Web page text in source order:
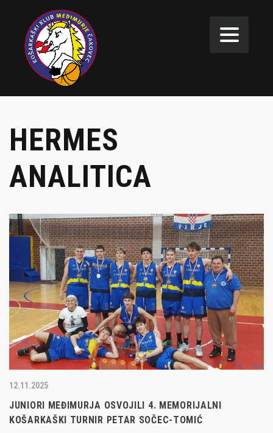
HERMES
ANALITICA
12.11.2025
JUNIORI MEĐIMURJA OSVOJILI 4. MEMORIJALNI
KOŠARKAŠKI TURNIR PETAR SOČEC-TOMIĆ